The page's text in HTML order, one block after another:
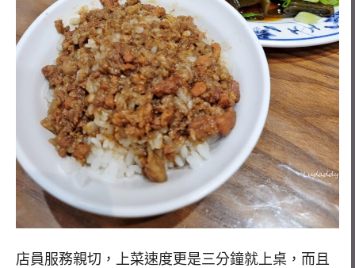
店員服務親切，上菜速度更是三分鐘就上桌，而且